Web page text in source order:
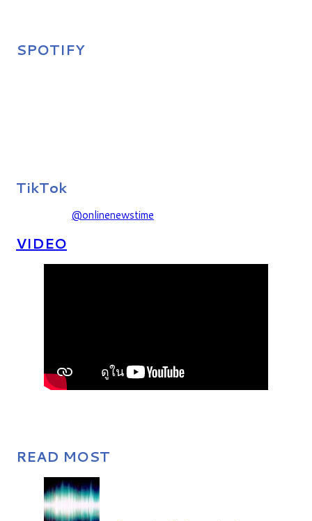
SPOTIFY
TikTok
@onlinenewstime
VIDEO
READ MOST